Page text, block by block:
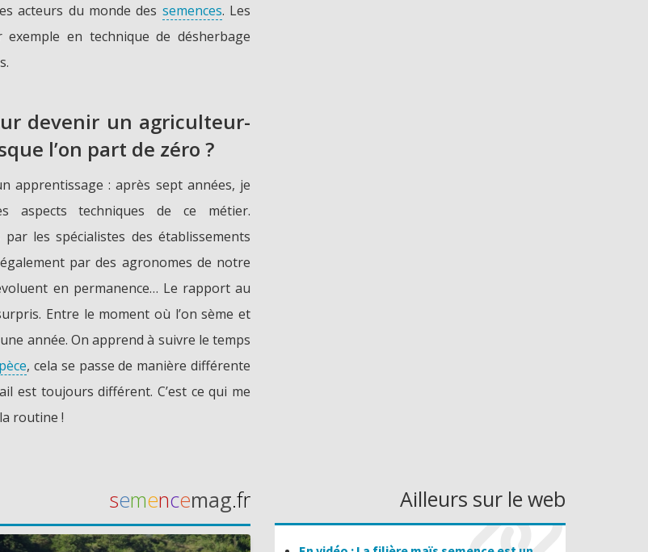
acteurs du monde des semences. Les
en technique de désherbage
devenir un agriculteur-
l’on part de zéro ?
apprentissage : après sept années, je
aspects techniques de ce métier.
les spécialistes des établissements
par des agronomes de notre
en permanence… Le rapport au
Entre le moment où l’on sème et
année. On apprend à suivre le temps
, cela se passe de manière différente
est toujours différent. C’est ce qui me
routine !
semencemag.fr Ailleurs sur le web